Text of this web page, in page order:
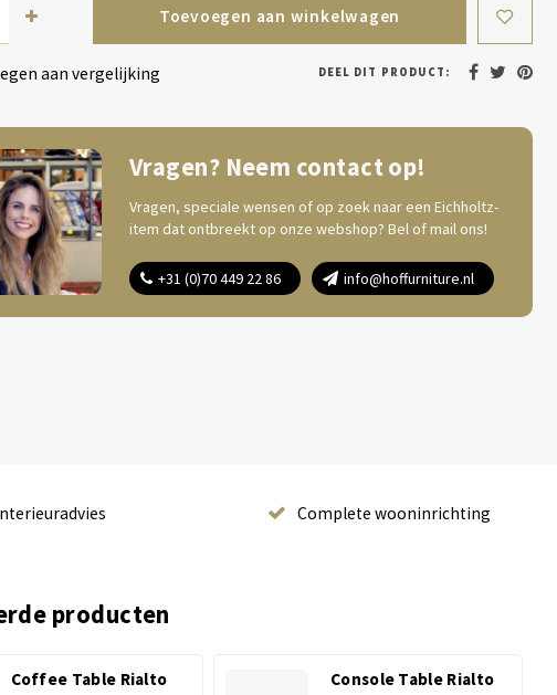
Toevoegen aan winkelwagen
aan vergelijking DEEL DIT PRODUCT:
Vragen? Neem contact op!
Vragen, speciale wensen of op zoek naar een Eichholtz-
item dat ontbreekt op onze webshop? Bel of mail ons!
+31 (0)70 449 22 86 info@hoffurniture.nl
Complete wooninrichting
producten
Coffee Table Rialto Console Table Rialto